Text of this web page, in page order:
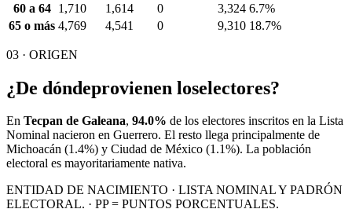
60 a 64
1,710 1,614 0 3,324 6.7%
65 o más 4,769 4,541 0 9,310 18.7%
03 · ORIGEN
¿De dóndeprovienen loselectores?
En Tecpan de Galeana, 94.0% de los electores inscritos en la Lista
Nominal nacieron en Guerrero. El resto llega principalmente de
Michoacán (1.4%) y Ciudad de México (1.1%). La población
electoral es mayoritariamente nativa.
ENTIDAD DE NACIMIENTO · LISTA NOMINAL Y PADRÓN
ELECTORAL. · PP = PUNTOS PORCENTUALES.